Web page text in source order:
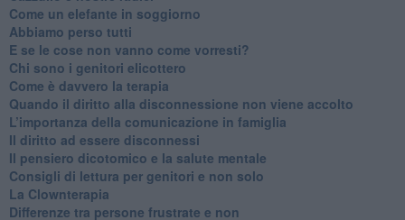
​Come un elefante in soggiorno
​Abbiamo perso tutti
E se le cose non vanno come vorresti?
​Chi sono i genitori elicottero
Come è davvero la terapia
Quando il diritto alla disconnessione non viene accolto
​L’importanza della comunicazione in famiglia
​Il diritto ad essere disconnessi
​Il pensiero dicotomico e la salute mentale
​Consigli di lettura per genitori e non solo
​La Clownterapia
​Differenze tra persone frustrate e non